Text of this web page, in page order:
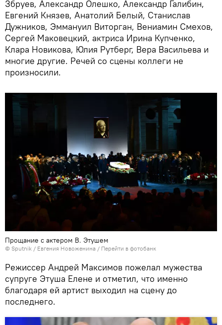
Збруев, Александр Олешко, Александр Галибин,
Евгений Князев, Анатолий Белый, Станислав
Дужников, Эммануил Виторган, Вениамин Смехов,
Сергей Маковецкий, актриса Ирина Купченко,
Клара Новикова, Юлия Рутберг, Вера Васильева и
многие другие. Речей со сцены коллеги не
произносили.
Прощание с актером В. Этушем
© Sputnik / Евгения Новоженина / Перейти в фотобанк
Режиссер Андрей Максимов пожелал мужества
супруге Этуша Елене и отметил, что именно
благодаря ей артист выходил на сцену до
последнего.